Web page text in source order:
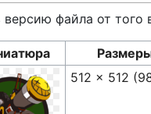
файла от того
512 × 512